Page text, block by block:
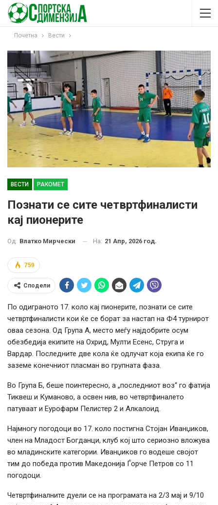
Почетна Вести
ВЕСТИ РАКОМЕТ
Познати се сите четвртфиналисти
кај пионерите
Од: Влатко Мирчески На: 21 Апр, 2026 год.
759
Сподели
По одиграното 17. коло кај пионерите, познати се сите
четвртфиналисти кои ќе се борат за настап на Ф4 турнирот
оваа сезона. Од Група А, место меѓу најдобрите осум
обезбедија екипите на Охрид, Мулти Есенс, Струга и
Вардар. Последните две кола ќе одлучат која екипа ќе го
заземе конечниот пласман во групната фаза.
Во Група Б, беше поинтересно, а „последниот воз“ го фатија
Тиквеш и Куманово, а освен нив, во четвртфиналето
патуваат и Еурофарм Пелистер 2 и Алкалоид.
Најмногу погодоци во 17. коло постигна Стојан Иванџиков,
член на Младост Богданци, клуб кој што сериозно вложува
во младинските категории. Иванџиков го водеше својот
тим до победа против Македонија Ѓорче Петров со 11
погодоци.
Четвртфиналните дуели се на програмата на 2/3 мај и 9/10